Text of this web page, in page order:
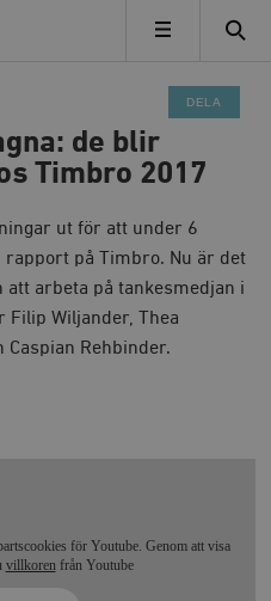
MENY
de blir
Timbro 2017
ut för att under 6
rapport på Timbro. Nu är det
arbeta på tankesmedjan i
Filip Wiljander, Thea
Caspian Rehbinder.
för Youtube. Genom att visa
villkoren från Youtube
DELA